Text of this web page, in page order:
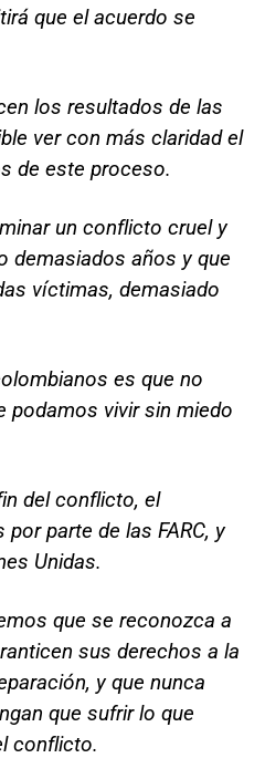
que el acuerdo se
los resultados de las
ver con más claridad el
de este proceso.
un conflicto cruel y
demasiados años y que
víctimas, demasiado
es que no
podamos vivir sin miedo
del conflicto, el
parte de las FARC, y
Unidas.
que se reconozca a
sus derechos a la
y que nunca
que sufrir lo que
conflicto.